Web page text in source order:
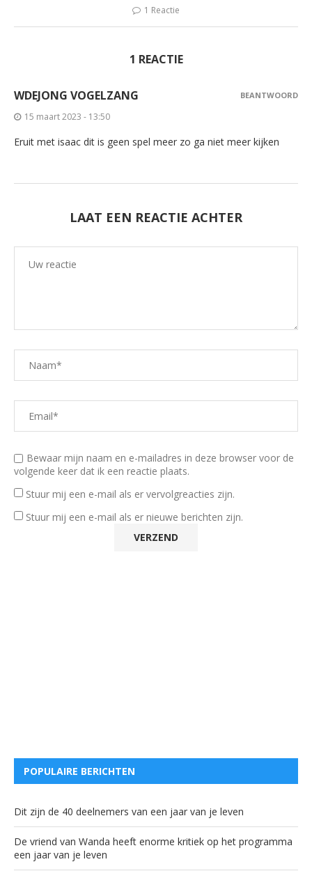
venster venster venster
een
nieuw
venster
1 Reactie
1 REACTIE
WDEJONG VOGELZANG
15 maart 2023 - 13:50
Eruit met isaac dit is geen spel meer zo ga niet meer kijken
BEANTWOORD
LAAT EEN REACTIE ACHTER
Bewaar mijn naam en e-mailadres in deze browser voor de
volgende keer dat ik een reactie plaats.
Stuur mij een e-mail als er vervolgreacties zijn.
Stuur mij een e-mail als er nieuwe berichten zijn.
POPULAIRE BERICHTEN
Dit zijn de 40 deelnemers van een jaar van je leven
De vriend van Wanda heeft enorme kritiek op het programma
een jaar van je leven